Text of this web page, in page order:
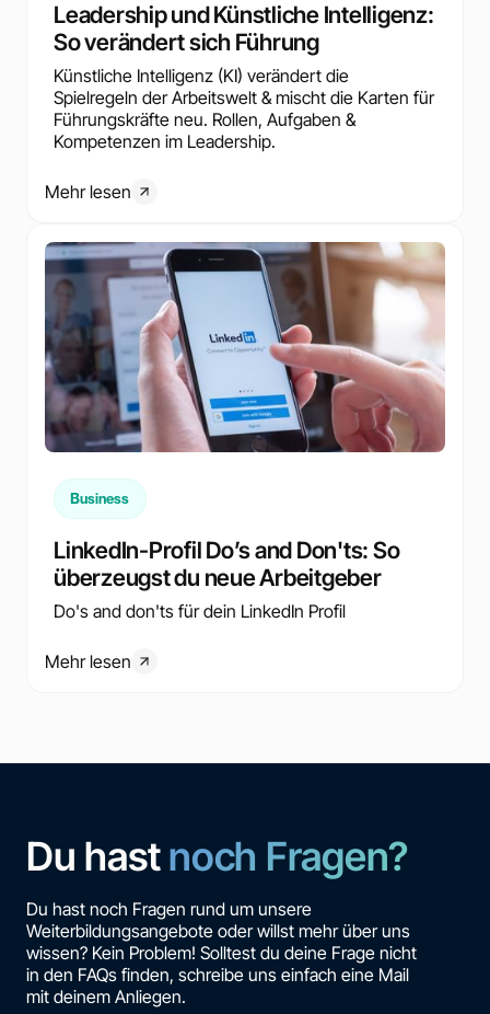
Leadership und Künstliche Intelligenz:
So verändert sich Führung
Künstliche Intelligenz (KI) verändert die
Spielregeln der Arbeitswelt & mischt die Karten für
Führungskräfte neu. Rollen, Aufgaben &
Kompetenzen im Leadership.
Mehr lesen
Business
LinkedIn-Profil Do’s and Don'ts: So
überzeugst du neue Arbeitgeber
Do's and don'ts für dein LinkedIn Profil
Mehr lesen
Du hastnoch Fragen?
Du hast noch Fragen rund um unsere
Weiterbildungsangebote oder willst mehr über uns
wissen? Kein Problem! Solltest du deine Frage nicht
in den FAQs finden, schreibe uns einfach eine Mail
mit deinem Anliegen.